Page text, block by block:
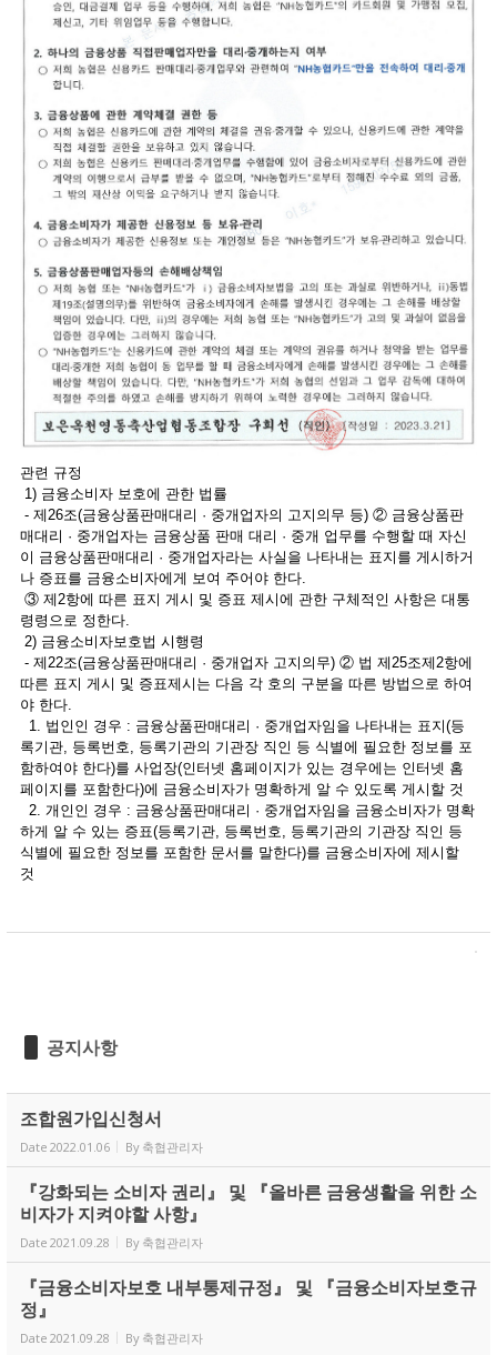
관련 규정
1) 금융소비자 보호에 관한 법률
- 제26조(금융상품판매대리 · 중개업자의 고지의무 등) ② 금융상품판
매대리 · 중개업자는 금융상품 판매 대리 · 중개 업무를 수행할 때 자신
이 금융상품판매대리 · 중개업자라는 사실을 나타내는 표지를 게시하거
나 증표를 금융소비자에게 보여 주어야 한다.
③ 제2항에 따른 표지 게시 및 증표 제시에 관한 구체적인 사항은 대통
령령으로 정한다.
2) 금융소비자보호법 시행령
- 제22조(금융상품판매대리 · 중개업자 고지의무) ② 법 제25조제2항에
따른 표지 게시 및 증표제시는 다음 각 호의 구분을 따른 방법으로 하여
야 한다.
1. 법인인 경우 : 금융상품판매대리 · 중개업자임을 나타내는 표지(등
록기관, 등록번호, 등록기관의 기관장 직인 등 식별에 필요한 정보를 포
함하여야 한다)를 사업장(인터넷 홈페이지가 있는 경우에는 인터넷 홈
페이지를 포함한다)에 금융소비자가 명확하게 알 수 있도록 게시할 것
2. 개인인 경우 : 금융상품판매대리 · 중개업자임을 금융소비자가 명확
하게 알 수 있는 증표(등록기관, 등록번호, 등록기관의 기관장 직인 등
식별에 필요한 정보를 포함한 문서를 말한다)를 금융소비자에 제시할
것
공지사항
조합원가입신청서
Date 2022.01.06 By 축협관리자
『강화되는 소비자 권리』 및 『올바른 금융생활을 위한 소
비자가 지켜야할 사항』
Date 2021.09.28 By 축협관리자
『금융소비자보호 내부통제규정』 및 『금융소비자보호규
정』
Date 2021.09.28 By 축협관리자